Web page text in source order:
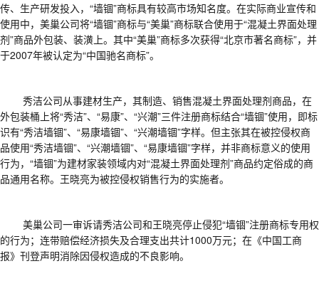
传、生产研发投入，“墙锢”商标具有较高市场知名度。在实际商业宣传和
使用中，美巢公司将“墙锢”商标与“美巢”商标联合使用于“混凝土界面处理
剂”商品外包装、装潢上。其中“美巢”商标多次获得“北京市著名商标”，并
于2007年被认定为“中国驰名商标”。
秀洁公司从事建材生产，其制造、销售混凝土界面处理剂商品，在
外包装桶上将“秀洁”、“易康”、“兴潮”三件注册商标结合“墙锢”使用，即标
识有“秀洁墙锢”、“易康墙锢”、“兴潮墙锢”字样。但主张其在被控侵权商
品使用“秀洁墙锢”、“兴潮墙锢”、“易康墙锢”字样，并非商标意义的使用
行为，“墙锢”为建材家装领域内对“混凝土界面处理剂”商品约定俗成的商
品通用名称。 王晓亮为被控侵权销售行为的实施者。
美巢公司一审诉请秀洁公司和王晓亮停止侵犯“墙锢”注册商标专用权
的行为；连带赔偿经济损失及合理支出共计1000万元；在《中国工商
报》刊登声明消除因侵权造成的不良影响。